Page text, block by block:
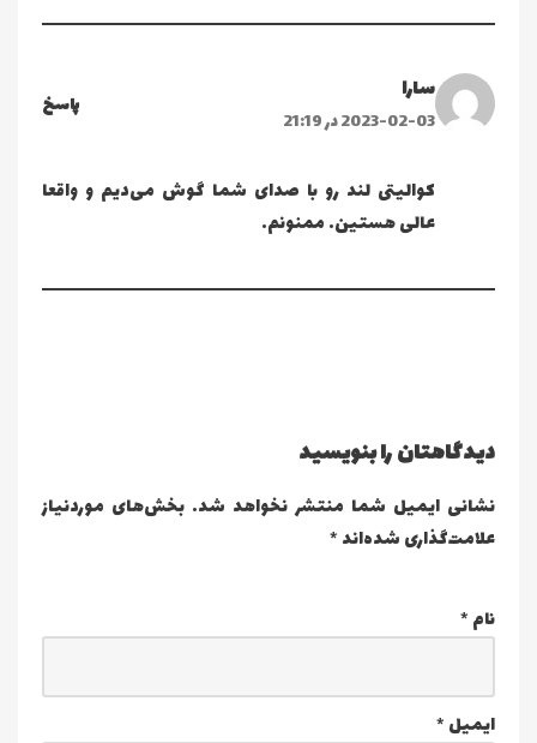
سارا
2023-02-03 در 21:19
پاسخ
کوالیتی لند رو با صدای شما گوش می‌دیم و واقعا
عالی هستین. ممنونم.
دیدگاهتان را بنویسید
نشانی ایمیل شما منتشر نخواهد شد. بخش‌های موردنیاز
علامت‌گذاری شده‌اند*
نام*
ایمیل*